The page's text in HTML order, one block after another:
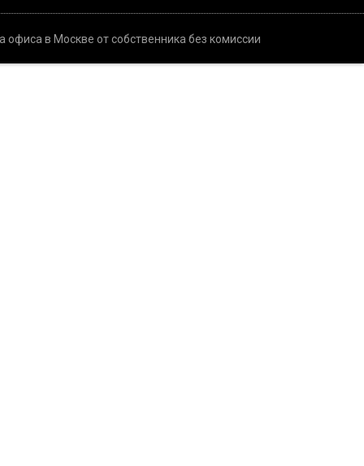
в Москве от собственника без комиссии